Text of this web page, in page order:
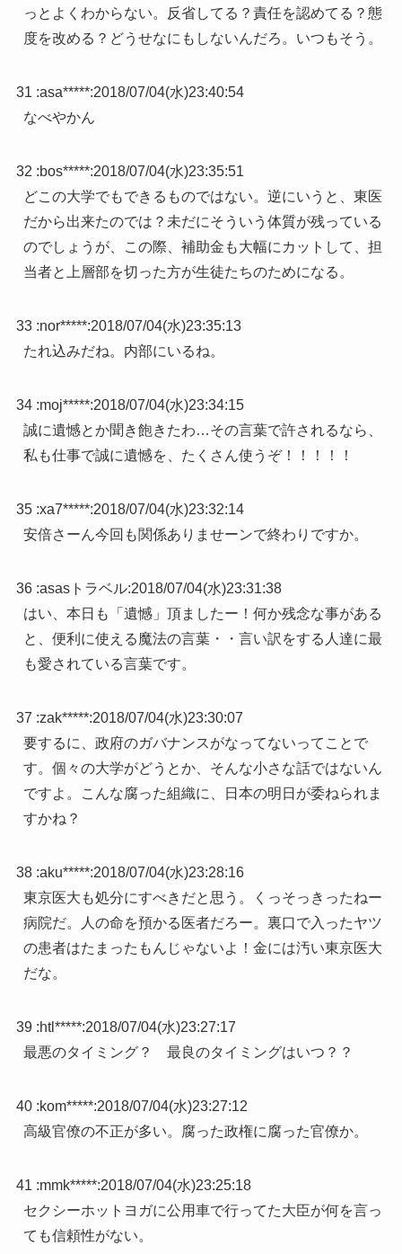
っとよくわからない。反省してる？責任を認めてる？態
度を改める？どうせなにもしないんだろ。いつもそう。
31 :asa*****:2018/07/04(水)23:40:54
なべやかん
32 :bos*****:2018/07/04(水)23:35:51
どこの大学でもできるものではない。逆にいうと、東医
だから出来たのでは？未だにそういう体質が残っている
のでしょうが、この際、補助金も大幅にカットして、担
当者と上層部を切った方が生徒たちのためになる。
33 :nor*****:2018/07/04(水)23:35:13
たれ込みだね。内部にいるね。
34 :moj*****:2018/07/04(水)23:34:15
誠に遺憾とか聞き飽きたわ…その言葉で許されるなら、
私も仕事で誠に遺憾を、たくさん使うぞ！！！！！
35 :xa7*****:2018/07/04(水)23:32:14
安倍さーん今回も関係ありませーンで終わりですか。
36 :asasトラベル:2018/07/04(水)23:31:38
はい、本日も「遺憾」頂ましたー！何か残念な事がある
と、便利に使える魔法の言葉・・言い訳をする人達に最
も愛されている言葉です。
37 :zak*****:2018/07/04(水)23:30:07
要するに、政府のガバナンスがなってないってことで
す。個々の大学がどうとか、そんな小さな話ではないん
ですよ。こんな腐った組織に、日本の明日が委ねられま
すかね？
38 :aku*****:2018/07/04(水)23:28:16
東京医大も処分にすべきだと思う。くっそっきったねー
病院だ。人の命を預かる医者だろー。裏口で入ったヤツ
の患者はたまったもんじゃないよ！金には汚い東京医大
だな。
39 :htl*****:2018/07/04(水)23:27:17
最悪のタイミング？ 最良のタイミングはいつ？？
40 :kom*****:2018/07/04(水)23:27:12
高級官僚の不正が多い。腐った政権に腐った官僚か。
41 :mmk*****:2018/07/04(水)23:25:18
セクシーホットヨガに公用車で行ってた大臣が何を言っ
ても信頼性がない。